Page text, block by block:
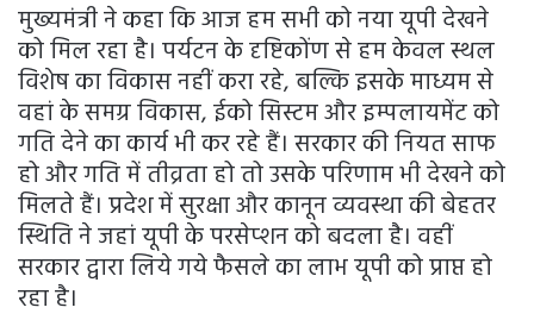
मुख्यमंत्री ने कहा कि आज हम सभी को नया यूपी देखने
को मिल रहा है। पर्यटन के दृष्टिकोंण से हम केवल स्थल
विशेष का विकास नहीं करा रहे, बल्कि इसके माध्यम से
वहां के समग्र विकास, ईको सिस्टम और इम्पलायमेंट को
गति देने का कार्य भी कर रहे हैं। सरकार की नियत साफ
हो और गति में तीव्रता हो तो उसके परिणाम भी देखने को
मिलते हैं। प्रदेश में सुरक्षा और कानून व्यवस्था की बेहतर
स्थिति ने जहां यूपी के परसेप्शन को बदला है। वहीं
सरकार द्वारा लिये गये फैसले का लाभ यूपी को प्राप्त हो
रहा है।